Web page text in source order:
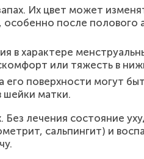
Их цвет может
после
в характере
или тяжесть в
поверхности могут
шейки матки.
лечения состояние
сальпингит) и